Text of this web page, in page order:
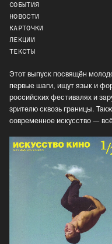
СОБЫТИЯ
НОВОСТИ
КАРТОЧКИ
ЛЕКЦИИ
ТЕКСТЫ
Этот выпуск посвящён
первые шаги, ищут язык и
российских фестивалях и
зрителю сквозь границы.
современное искусство —